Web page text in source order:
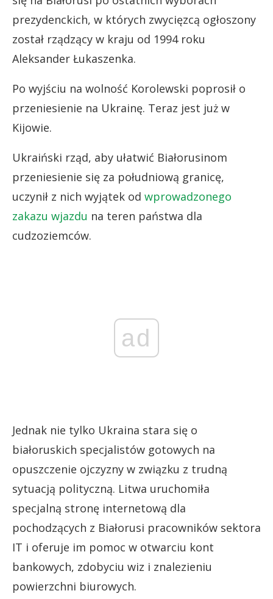
prezydenckich, w których zwycięzcą ogłoszony
został rządzący w kraju od 1994 roku
Aleksander Łukaszenka.
Po wyjściu na wolność Korolewski poprosił o
przeniesienie na Ukrainę. Teraz jest już w
Kijowie.
Ukraiński rząd, aby ułatwić Białorusinom
przeniesienie się za południową granicę,
uczynił z nich wyjątek od wprowadzonego
zakazu wjazdu na teren państwa dla
cudzoziemców.
ad
Jednak nie tylko Ukraina stara się o
białoruskich specjalistów gotowych na
opuszczenie ojczyzny w związku z trudną
sytuacją polityczną. Litwa uruchomiła
specjalną stronę internetową dla
pochodzących z Białorusi pracowników sektora
IT i oferuje im pomoc w otwarciu kont
bankowych, zdobyciu wiz i znalezieniu
powierzchni biurowych.